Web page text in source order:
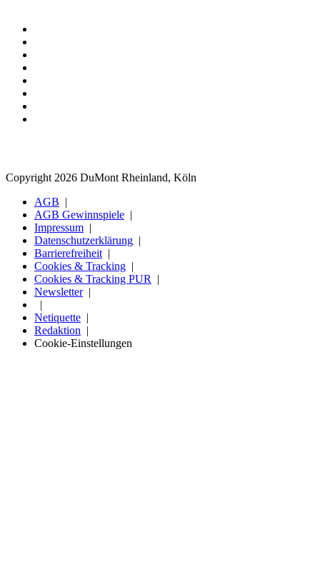
Copyright 2026 DuMont Rheinland, Köln
AGB
AGB Gewinnspiele
Impressum
Datenschutzerklärung
Barrierefreiheit
Cookies & Tracking
Cookies & Tracking PUR
Newsletter
Netiquette
Redaktion
Cookie-Einstellungen